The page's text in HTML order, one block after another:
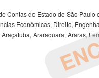
Contas do Estado de São
Econômicas, Direito,
Araraquara, Araras,